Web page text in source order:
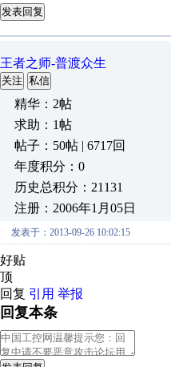
发表回复
王者之师-普渡众生
关注 私信
精华：2帖
求助：1帖
帖子：50帖 | 6717回
年度积分：0
历史总积分：21131
注册：2006年1月05日
发表于：2013-09-26 10:02:15
好贴
顶
回复 引用 举报
回复本条